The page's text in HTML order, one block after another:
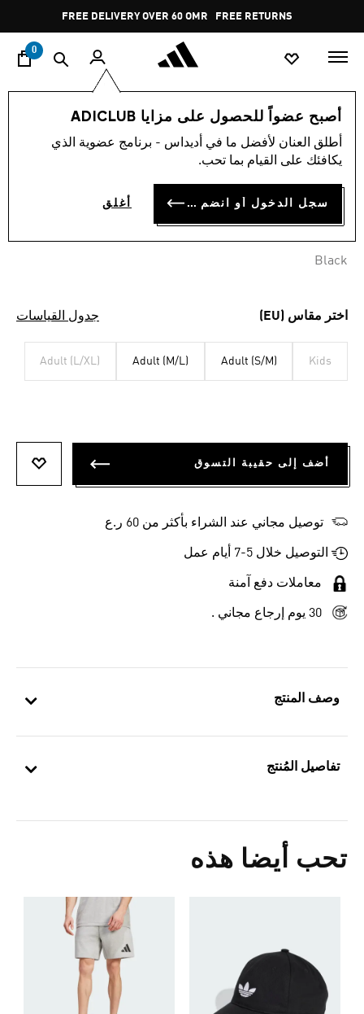
Pause
promotion
rotation
FREE DELIVERY OVER 60 OMR FREE RETURNS
0
أصبح عضواً للحصول على مزايا ADICLUB
أطلق العنان لأفضل ما في أديداس - برنامج عضوية الذي
يكافئك على القيام بما تحب.
سجل الدخول أو انضم الآن أغلق
وصف المنتج
تفاصيل المُنتج
تحب أيضا هذه
أسلوب الحياة إكسسوارات
قبعة ADIDAS FORTNITE
OMR 12.50
Black
اختر مقاس (EU) جدول القياسات
Kids
Adult (S/M)
Adult (M/L)
Adult (L/XL)
أضف إلى حقيبة التسوق
توصيل مجاني عند الشراء بأكثر من 60 ر.ع
التوصيل خلال 5-7 أيام عمل
معاملات دفع آمنة